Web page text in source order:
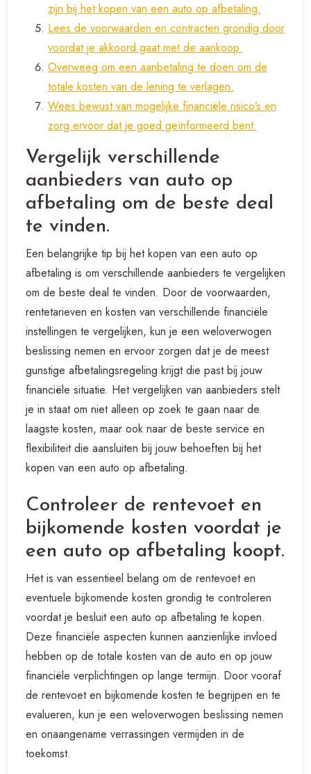
zijn bij het kopen van een auto op afbetaling.
Lees de voorwaarden en contracten grondig door
voordat je akkoord gaat met de aankoop.
Overweeg om een aanbetaling te doen om de
totale kosten van de lening te verlagen.
Wees bewust van mogelijke financiële risico’s en
zorg ervoor dat je goed geïnformeerd bent.
Vergelijk verschillende
aanbieders van auto op
afbetaling om de beste deal
te vinden.
Een belangrijke tip bij het kopen van een auto op
afbetaling is om verschillende aanbieders te vergelijken
om de beste deal te vinden. Door de voorwaarden,
rentetarieven en kosten van verschillende financiële
instellingen te vergelijken, kun je een weloverwogen
beslissing nemen en ervoor zorgen dat je de meest
gunstige afbetalingsregeling krijgt die past bij jouw
financiële situatie. Het vergelijken van aanbieders stelt
je in staat om niet alleen op zoek te gaan naar de
laagste kosten, maar ook naar de beste service en
flexibiliteit die aansluiten bij jouw behoeften bij het
kopen van een auto op afbetaling.
Controleer de rentevoet en
bijkomende kosten voordat je
een auto op afbetaling koopt.
Het is van essentieel belang om de rentevoet en
eventuele bijkomende kosten grondig te controleren
voordat je besluit een auto op afbetaling te kopen.
Deze financiële aspecten kunnen aanzienlijke invloed
hebben op de totale kosten van de auto en op jouw
financiële verplichtingen op lange termijn. Door vooraf
de rentevoet en bijkomende kosten te begrijpen en te
evalueren, kun je een weloverwogen beslissing nemen
en onaangename verrassingen vermijden in de
toekomst.